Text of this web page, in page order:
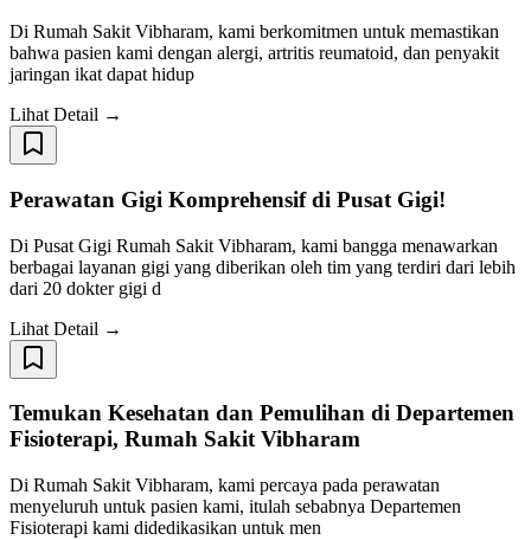
Di Rumah Sakit Vibharam, kami berkomitmen untuk memastikan
bahwa pasien kami dengan alergi, artritis reumatoid, dan penyakit
jaringan ikat dapat hidup
Lihat Detail →
Perawatan Gigi Komprehensif di Pusat Gigi!
Di Pusat Gigi Rumah Sakit Vibharam, kami bangga menawarkan
berbagai layanan gigi yang diberikan oleh tim yang terdiri dari lebih
dari 20 dokter gigi d
Lihat Detail →
Temukan Kesehatan dan Pemulihan di Departemen
Fisioterapi, Rumah Sakit Vibharam
Di Rumah Sakit Vibharam, kami percaya pada perawatan
menyeluruh untuk pasien kami, itulah sebabnya Departemen
Fisioterapi kami didedikasikan untuk men